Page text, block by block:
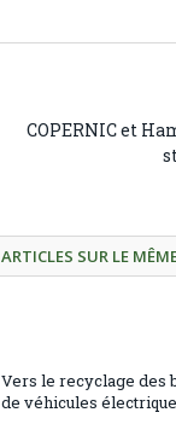
COPERNIC et
ARTICLES SUR LE
Vers le recyclage des
de véhicules